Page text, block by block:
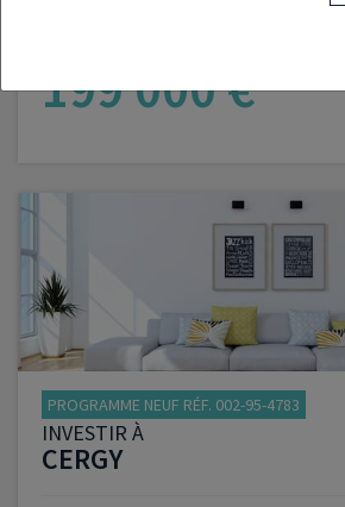
199 000 €
VOIR LE PROGRAMME
PROGRAMME NEUF RÉF. 002-95-4783
INVESTIR À
CERGY